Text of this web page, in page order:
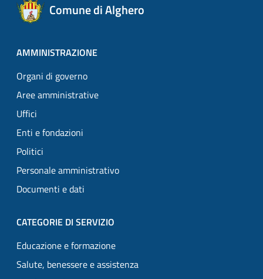
Comune di Alghero
AMMINISTRAZIONE
Organi di governo
Aree amministrative
Uffici
Enti e fondazioni
Politici
Personale amministrativo
Documenti e dati
CATEGORIE DI SERVIZIO
Educazione e formazione
Salute, benessere e assistenza